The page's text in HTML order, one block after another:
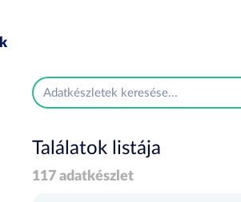
Találatok listája
117 adatkészlet